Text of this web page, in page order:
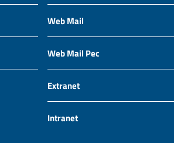
Web Mail
Web Mail Pec
Extranet
Intranet